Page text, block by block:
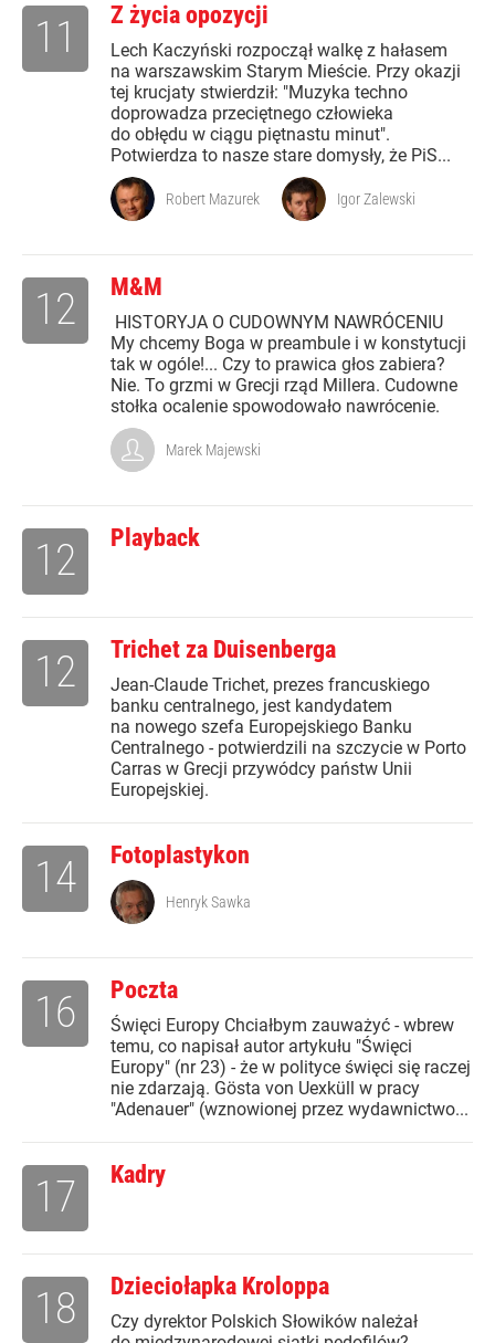
Z życia opozycji
Lech Kaczyński rozpoczął walkę z hałasem
na warszawskim Starym Mieście. Przy okazji
tej krucjaty stwierdził: "Muzyka techno
doprowadza przeciętnego człowieka
do obłędu w ciągu piętnastu minut".
Potwierdza to nasze stare domysły, że PiS...
11
Robert Mazurek Igor Zalewski
M&M
HISTORYJA O CUDOWNYM NAWRÓCENIU
My chcemy Boga w preambule i w konstytucji
tak w ogóle!... Czy to prawica głos zabiera?
Nie. To grzmi w Grecji rząd Millera. Cudowne
stołka ocalenie spowodowało nawrócenie.
12
Marek Majewski
Playback
12
Trichet za Duisenberga
Jean-Claude Trichet, prezes francuskiego
banku centralnego, jest kandydatem
na nowego szefa Europejskiego Banku
Centralnego - potwierdzili na szczycie w Porto
Carras w Grecji przywódcy państw Unii
Europejskiej.
12
Fotoplastykon
14 Henryk Sawka
Poczta
Święci Europy Chciałbym zauważyć - wbrew
temu, co napisał autor artykułu "Święci
Europy" (nr 23) - że w polityce święci się raczej
nie zdarzają. Gösta von Uexküll w pracy
"Adenauer" (wznowionej przez wydawnictwo...
16
Kadry
17
Dzieciołapka Kroloppa
Czy dyrektor Polskich Słowików należał
18